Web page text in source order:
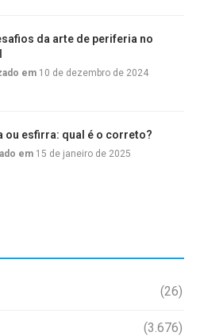
da arte de periferia no
em 10 de dezembro de 2024
ou esfirra: qual é o correto?
em 15 de janeiro de 2025
(26)
(3.676)